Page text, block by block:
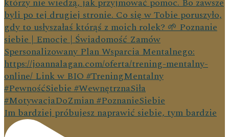
Im bardziej próbujesz naprawić siebie, tym bardzie